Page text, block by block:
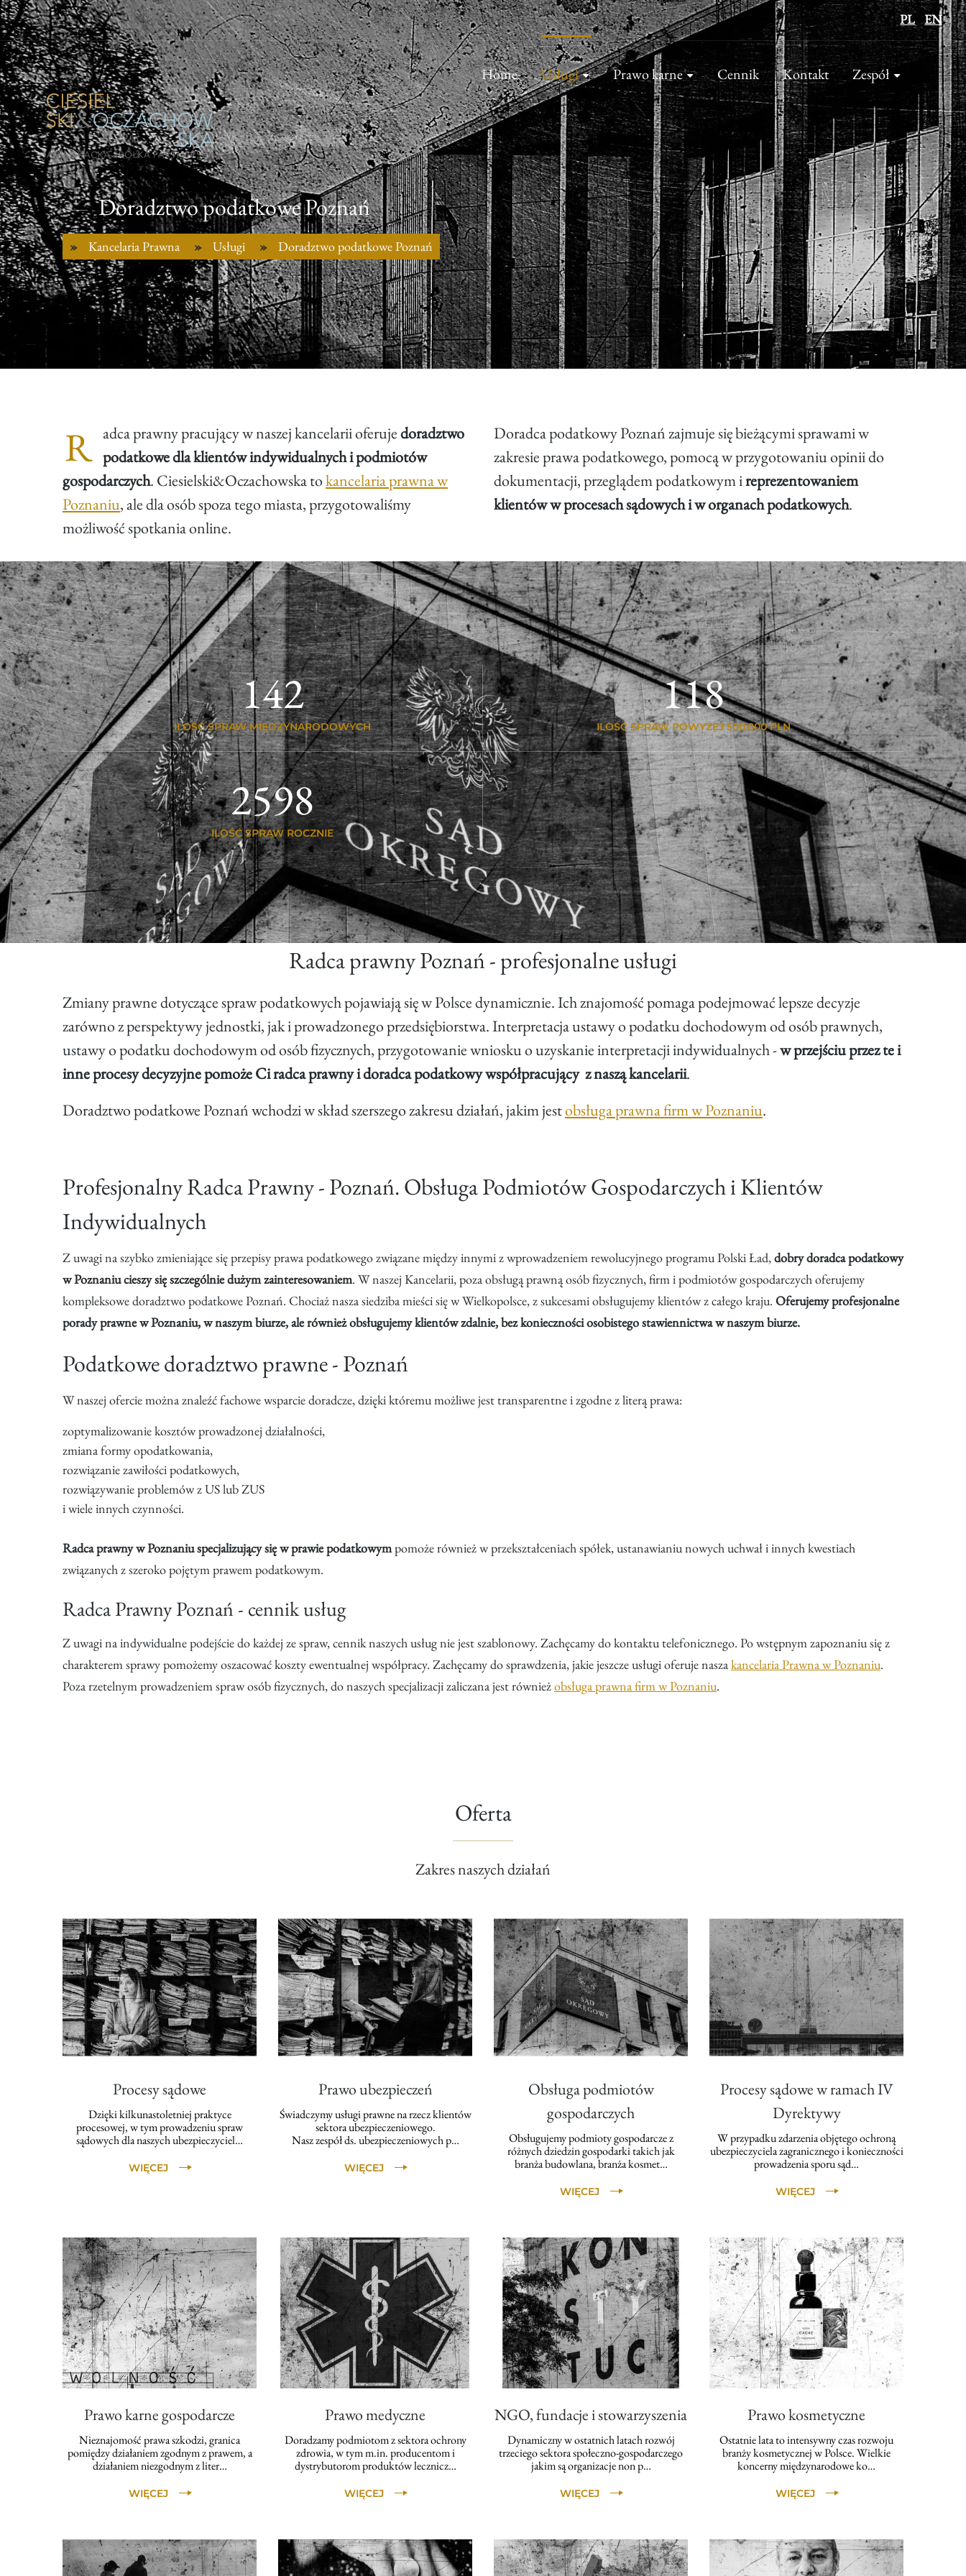
PL EN
Home Usługi Prawo karne Cennik Kontakt Zespół
Doradztwo podatkowe Poznań
Kancelaria Prawna Usługi Doradztwo podatkowe Poznań
R adca prawny pracujący w naszej kancelarii oferujedoradztwo
podatkowe dla klientów indywidualnych i podmiotów
gospodarczych. Ciesielski&Oczachowska tokancelaria prawna w
Poznaniu, ale dla osób spoza tego miasta, przygotowaliśmy
możliwość spotkania online.
Doradca podatkowy Poznań zajmuje się bieżącymi sprawami w
zakresie prawa podatkowego, pomocą w przygotowaniu opinii do
dokumentacji, przeglądem podatkowym ireprezentowaniem
klientów w procesach sądowych i w organach podatkowych.
142
ILOŚĆ SPRAW MIĘDZYNARODOWYCH
118
ILOŚĆ SPRAW POWYŻEJ 500.000 PLN
2600
ILOŚĆ SPRAW ROCZNIE
Radca prawny Poznań - profesjonalne usługi
Zmiany prawne dotyczące spraw podatkowych pojawiają się w Polsce dynamicznie. Ich znajomość pomaga podejmować lepsze decyzje
zarówno z perspektywy jednostki, jak i prowadzonego przedsiębiorstwa. Interpretacja ustawy o podatku dochodowym od osób prawnych,
ustawy o podatku dochodowym od osób fizycznych, przygotowanie wniosku o uzyskanie interpretacji indywidualnych -w przejściu przez te i
inne procesy decyzyjne pomoże Ci radca prawny i doradca podatkowy współpracujący z naszą kancelarii.
Doradztwo podatkowe Poznań wchodzi w skład szerszego zakresu działań, jakim jestobsługa prawna firm w Poznaniu.
Profesjonalny Radca Prawny - Poznań. Obsługa Podmiotów Gospodarczych i Klientów
Indywidualnych
Z uwagi na szybko zmieniające się przepisy prawa podatkowego związane między innymi z wprowadzeniem rewolucyjnego programu Polski Ład,dobry doradca podatkowy
w Poznaniu cieszy się szczególnie dużym zainteresowaniem. W naszej Kancelarii, poza obsługą prawną osób fizycznych, firm i podmiotów gospodarczych oferujemy
kompleksowe doradztwo podatkowe Poznań. Chociaż nasza siedziba mieści się w Wielkopolsce, z sukcesami obsługujemy klientów z całego kraju. Oferujemy profesjonalne
porady prawne w Poznaniu, w naszym biurze, ale również obsługujemy klientów zdalnie, bez konieczności osobistego stawiennictwa w naszym biurze.
Podatkowe doradztwo prawne - Poznań
W naszej ofercie można znaleźć fachowe wsparcie doradcze, dzięki któremu możliwe jest transparentne i zgodne z literą prawa:
zoptymalizowanie kosztów prowadzonej działalności,
zmiana formy opodatkowania,
rozwiązanie zawiłości podatkowych,
rozwiązywanie problemów z US lub ZUS
i wiele innych czynności.
Radca prawny w Poznaniu specjalizujący się w prawie podatkowympomoże również w przekształceniach spółek, ustanawianiu nowych uchwał i innych kwestiach
związanych z szeroko pojętym prawem podatkowym.
Radca Prawny Poznań - cennik usług
Z uwagi na indywidualne podejście do każdej ze spraw, cennik naszych usług nie jest szablonowy. Zachęcamy do kontaktu telefonicznego. Po wstępnym zapoznaniu się z
charakterem sprawy pomożemy oszacować koszty ewentualnej współpracy. Zachęcamy do sprawdzenia, jakie jeszcze usługi oferuje naszakancelaria Prawna w Poznaniu.
Poza rzetelnym prowadzeniem spraw osób fizycznych, do naszych specjalizacji zaliczana jest równieżobsługa prawna firm w Poznaniu.
Oferta
Zakres naszych działań
Procesy sądowe
Dzięki kilkunastoletniej praktyce
procesowej, w tym prowadzeniu spraw
sądowych dla naszych ubezpieczyciel…
WIĘCEJ
Prawo ubezpieczeń
Świadczymy usługi prawne na rzecz klientów
sektora ubezpieczeniowego.
Nasz zespół ds. ubezpieczeniowych p…
WIĘCEJ
Obsługa podmiotów
gospodarczych
Obsługujemy podmioty gospodarcze z
różnych dziedzin gospodarki takich jak
branża budowlana, branża kosmet…
WIĘCEJ
Procesy sądowe w ramach IV
Dyrektywy
W przypadku zdarzenia objętego ochroną
ubezpieczyciela zagranicznego i konieczności
prowadzenia sporu sąd…
WIĘCEJ
Prawo karne gospodarcze
Nieznajomość prawa szkodzi, granica
pomiędzy działaniem zgodnym z prawem, a
działaniem niezgodnym z liter…
WIĘCEJ
Prawo medyczne
Doradzamy podmiotom z sektora ochrony
zdrowia, w tym m.in. producentom i
dystrybutorom produktów lecznicz…
WIĘCEJ
NGO, fundacje i stowarzyszenia
Dynamiczny w ostatnich latach rozwój
trzeciego sektora społeczno-gospodarczego
jakim są organizacje non p…
WIĘCEJ
Prawo kosmetyczne
Ostatnie lata to intensywny czas rozwoju
branży kosmetycznej w Polsce. Wielkie
koncerny międzynarodowe ko…
WIĘCEJ